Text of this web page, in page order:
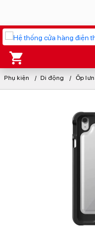
Xu hướng tìm kiếm
AirTag 2 Mới
Phụ kiện Di động Ốp